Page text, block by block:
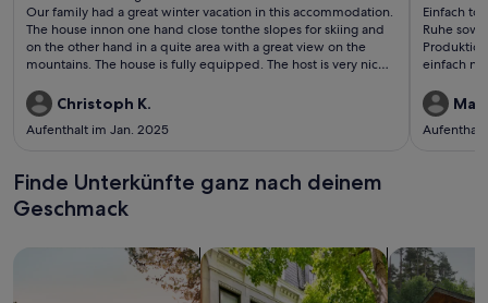
bewertungen)
Our family had a great winter vacation in this accommodation.
The house innon one hand close tonthe slopes for skiing and
on the other hand in a quite area with a great view on the
mountains. The house is fully equipped. The host is very nice
recommended house to stay.
Christoph K.
Aufenthalt im Jan. 2025
Einfach
Ruhe
einfach
genießen.
Gegen.
Finde Unterkünfte ganz nach deinem
Geschmack
Suche nach FerienhäusernSuche nach Ferienwohnungen oder
Suche nach